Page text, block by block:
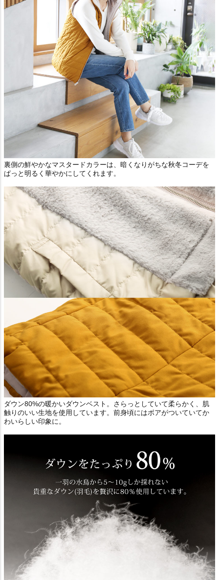
裏側の鮮やかなマスタードカラーは、暗くなりがちな秋冬コーデを
ぱっと明るく華やかにしてくれます。
ダウン80%の暖かいダウンベスト。さらっとしていて柔らかく、肌
触りのいい生地を使用しています。前身頃にはボアがついていてか
わいらしい印象に。